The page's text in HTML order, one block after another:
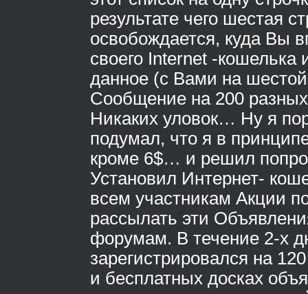
результате чего шестая
освобождается, куда Вы
своего Internet -кошелька
данное (с Вами на шестой
Сообщение на 200
Никаких уловок… Ну я
подумал, что я в
кроме 6$… и решил
Установил Интернет-
всем участникам Акции
рассылать эти
форумам. В течение 2-х
зарегистрировался на
и бесплатных досках